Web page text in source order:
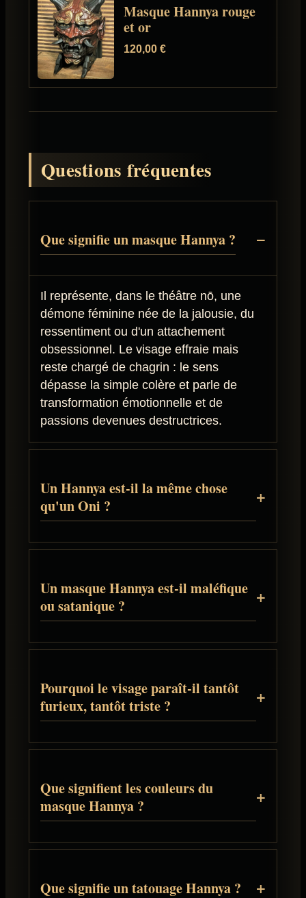
Masque Hannya rouge
et or
120,00 €
Questions fréquentes
Que signifie un masque Hannya ?
Il représente, dans le théâtre nō, une
démone féminine née de la jalousie, du
ressentiment ou d'un attachement
obsessionnel. Le visage effraie mais
reste chargé de chagrin : le sens
dépasse la simple colère et parle de
transformation émotionnelle et de
passions devenues destructrices.
Un Hannya est-il la même chose
qu'un Oni ?
Un masque Hannya est-il maléfique
ou satanique ?
Pourquoi le visage paraît-il tantôt
furieux, tantôt triste ?
Que signifient les couleurs du
masque Hannya ?
Que signifie un tatouage Hannya ?